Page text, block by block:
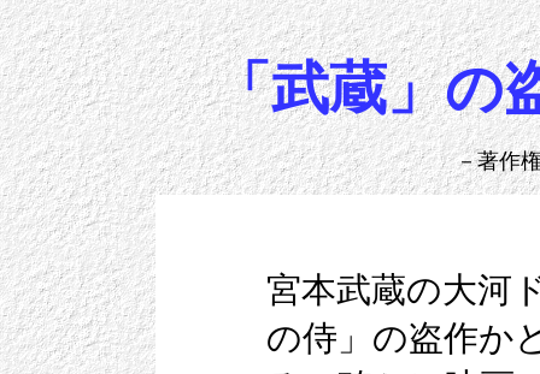
「武蔵」
－著作
宮本武蔵の大河
の侍」の盗作か